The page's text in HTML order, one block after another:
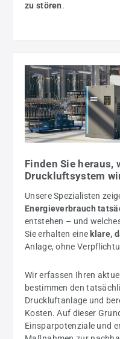
zu stören.
Finden Sie
Druckluftsystem
Unsere Spezialisten
Energieverbrauch
entstehen – und
Sie erhalten eine klare,
Anlage, ohne
Wir erfassen Ihren
bestimmen den
Druckluftanlage und
Kosten. Auf dieser
Einsparpotenziale und